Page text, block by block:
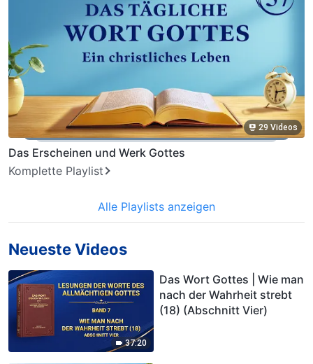
29 Videos
Das Erscheinen und Werk Gottes
Komplette Playlist
Alle Playlists anzeigen
Neueste Videos
37:20
Das Wort Gottes | Wie man
nach der Wahrheit strebt
(18) (Abschnitt Vier)